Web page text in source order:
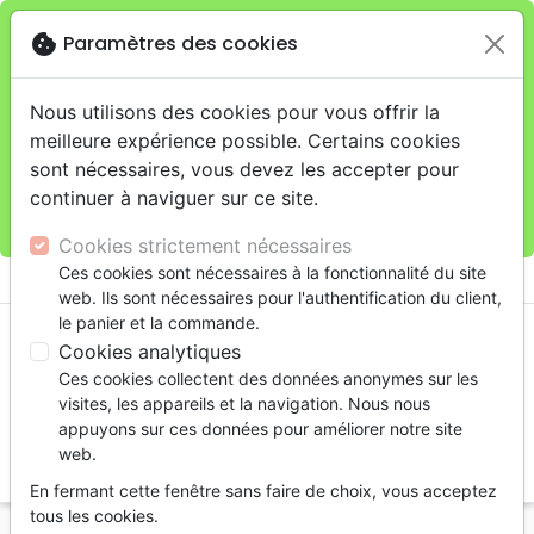
Je veux retirer ma commande au 11 rue de Rive,
Genèveclose
warningCette boutique en ligne est limitée au retrait en
magasin.
Pour les livraisons à domicile, veuillez passer vos
commandes sur la boutique La Maison de la Bible
shopping_cart
cookie Paramètres des cookies
Nous utilisons des cookies pour vous offrir la
meilleure expérience possible. Certains cookies
sont nécessaires, vous devez les accepter pour
continuer à naviguer sur ce site.
Cookies strictement nécessaires
Ces cookies sont nécessaires à la fonctionnalité du site
web. Ils sont nécessaires pour l'authentification du client,
le panier et la commande.
Cookies analytiques
Ces cookies collectent des données anonymes sur les
visites, les appareils et la navigation. Nous nous
appuyons sur ces données pour améliorer notre site
web.
En fermant cette fenêtre sans faire de choix, vous acceptez
tous les cookies.